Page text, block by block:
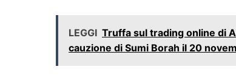
LEGGI Truffa sul trading online di
cauzione di Sumi Borah il 20